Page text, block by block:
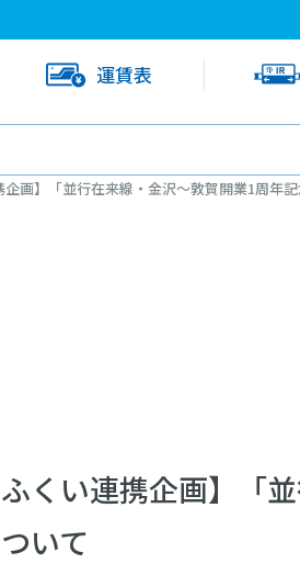
運賃表
企画】「並行在来線・金沢～敦賀開業1周年
くい連携企画】「
いて